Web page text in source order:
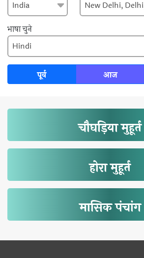
भाषा चुने
पूर्व आज
चौघड़िया मुहूर्त
होरा मुहूर्त
मासिक पंचांग